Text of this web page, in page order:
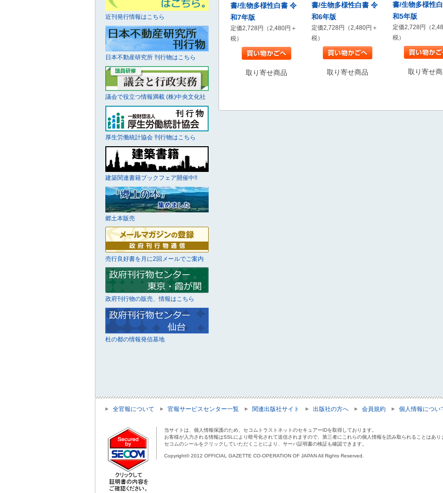
書/生物多様性白書 令
和7年版
定価2,728円（2,480円＋
税）
取り寄せ商品
書/生物多様性白書 令
和6年版
定価2,728円（2,480円＋
税）
取り寄せ商品
書/生物多様性
和5年版
定価2,728円（
税）
取り寄せ
近刊発行情報はこちら
日本不動産研究所 刊行物はこちら
議会で役立つ情報満載 (株)中央文化社
厚生労働統計協会 刊行物はこちら
建築関連書籍ブックフェア開催中!!
郷土本販売
売行良好書を月に2回メールでご案内
政府刊行物の販売、情報はこちら
杜の都の情報発信基地
全官報について 官報サービスセンター一覧 関連出版社サイト 出版社の方へ 会員規約 個人情報につい
当サイトは、個人情報保護のため、セコムトラストネットのセキュアーIDを取得しております。
お客様が入力される情報はSSLにより暗号化されて送信されますので、第三者にこれらの個人情報を読み取られることはあり
セコムのシールをクリックしていただくことにより、サーバ証明書の検証も確認できます。
Copyright© 2012 OFFICIAL GAZETTE CO-OPERATION OF JAPAN All Rights Reserved.